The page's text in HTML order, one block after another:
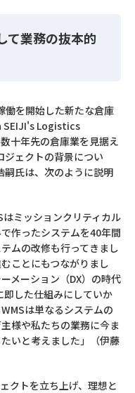
て業務の抜本的
働を開始した新たな倉庫
SEIJI's Logistics
十年先の倉庫業を見据え
ジェクトの背景につい
嗣氏は、次のように説明
はミッションクリティカル
作ったシステムを40年間
ムの改修も行ってきまし
ことにもつながりまし
メーション（DX）の時代
即した仕組みにしていか
は単なるシステムの
様や私たちの業務に今ま
いと考えました」（伊藤
クトを立ち上げ、理想と